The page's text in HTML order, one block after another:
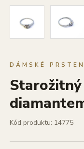
DÁMSKÉ
Kód produktu: 14775